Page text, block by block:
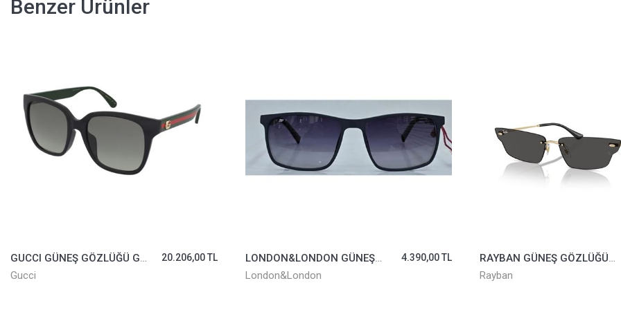
Benzer Ürünler
TL
LONDON&LONDON GÜNEŞ GÖZLÜĞÜ LL1169-03
4.390,00 TL
RAYBAN GÜNEŞ GÖZLÜĞÜ 3731-9213/87*66
Rayban
13.031,00 TL